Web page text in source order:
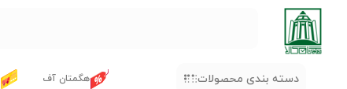
دسته بندی محصولات هگمتان آف